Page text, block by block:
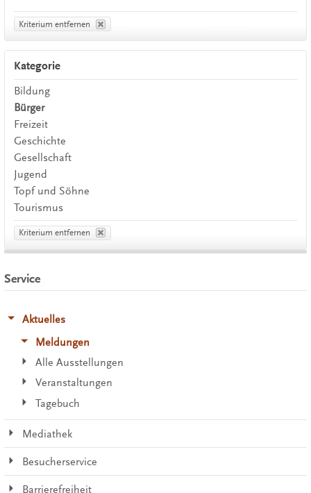
Kriterium entfernen
Kategorie
Bildung
Bürger
Freizeit
Geschichte
Gesellschaft
Jugend
Topf und Söhne
Tourismus
Kriterium entfernen
Service
Aktuelles
Meldungen
Alle Ausstellungen
Veranstaltungen
Tagebuch
Mediathek
Besucherservice
Barrierefreiheit